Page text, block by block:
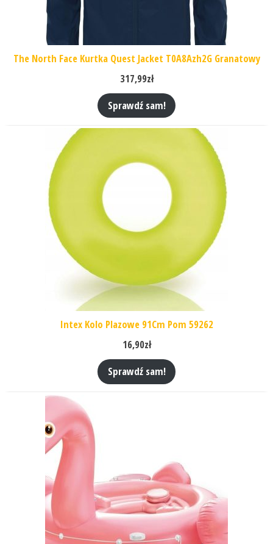
The North Face Kurtka Quest Jacket T0A8Azh2G Granatowy
317,99zł
Sprawdź sam!
Intex Kolo Plazowe 91Cm Pom 59262
16,90zł
Sprawdź sam!